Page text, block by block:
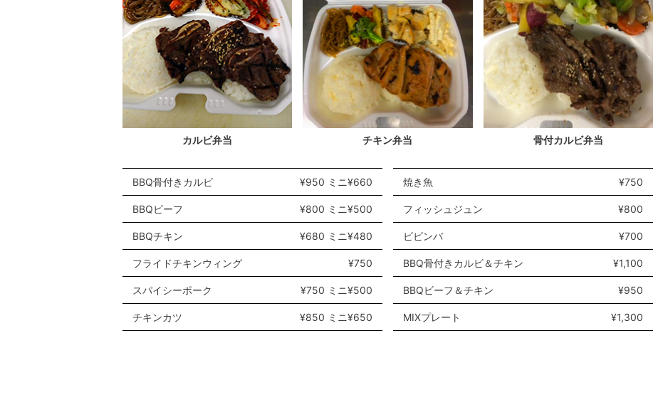
カルビ弁当 チキン弁当 骨付カルビ弁当
BBQ骨付きカルビ ¥950 ミニ¥660
BBQビーフ ¥800 ミニ¥500
BBQチキン ¥680 ミニ¥480
フライドチキンウィング ¥750
スパイシーポーク ¥750 ミニ¥500
チキンカツ ¥850 ミニ¥650
焼き魚 ¥750
フィッシュジュン ¥800
ビビンバ ¥700
BBQ骨付きカルビ＆チキン ¥1,100
BBQビーフ＆チキン ¥950
MIXプレート ¥1,300